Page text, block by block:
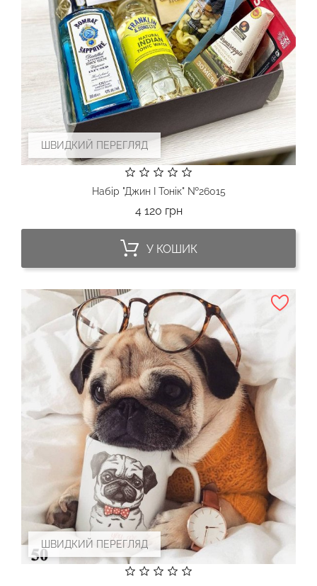
ШВИДКИЙ ПЕРЕГЛЯД
Набір "Джин І Тонік" №26015
4 120 грнЦіна
У КОШИК
ШВИДКИЙ ПЕРЕГЛЯД